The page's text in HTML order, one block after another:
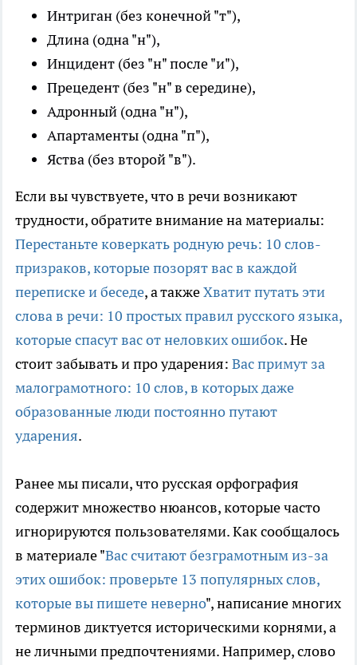
Интриган (без конечной "т"),
Длина (одна "н"),
Инцидент (без "н" после "и"),
Прецедент (без "н" в середине),
Адронный (одна "н"),
Апартаменты (одна "п"),
Яства (без второй "в").
Если вы чувствуете, что в речи возникают
трудности, обратите внимание на материалы:
Перестаньте коверкать родную речь: 10 слов-
призраков, которые позорят вас в каждой
переписке и беседе, а такжеХватит путать эти
слова в речи: 10 простых правил русского языка,
которые спасут вас от неловких ошибок. Не
стоит забывать и про ударения: Вас примут за
малограмотного: 10 слов, в которых даже
образованные люди постоянно путают
ударения.
Ранее мы писали, что русская орфография
содержит множество нюансов, которые часто
игнорируются пользователями. Как сообщалось
в материале "Вас считают безграмотным из-за
этих ошибок: проверьте 13 популярных слов,
которые вы пишете неверно", написание многих
терминов диктуется историческими корнями, а
не личными предпочтениями. Например, слово